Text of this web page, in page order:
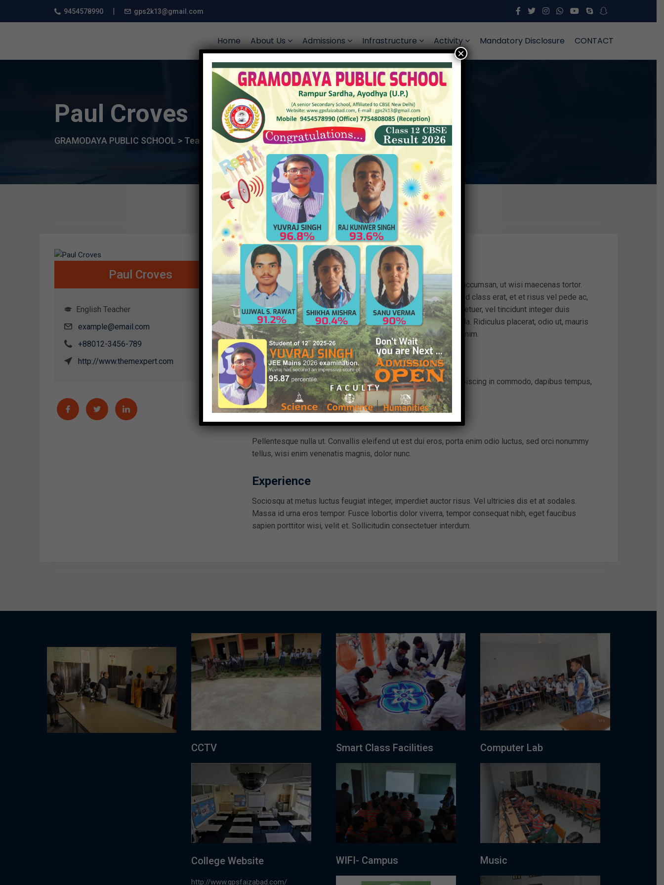
9454578990 | gps2k13@gmail.com
Home About Us Admissions Infrastructure Activity Mandatory Disclosure CONTACT
Paul Croves
GRAMODAYA PUBLIC SCHOOL > Teachers >Paul Croves
Paul Croves
English Teacher
example@email.com
+88012-3456-789
http://www.themexpert.com
About
Enim venenatis nisl wisi quis, in wisi. Sollicitudin eget mollis accumsan, ut wisi maecenas tortor.
Magna vehicula auctor lacus aliquam. Vehicula bibendum ut sed class erat, et et risus vel pede ac,
purus orci. Nulla integer sed sem. Ut erat dolor lectus consectetuer, vel tincidunt integer duis
euismod nunc, pede pede nec mauris in, vel sem fuga dis ligula. Ridiculus placerat, odio ut, mauris
per vitae vehicula lorem sed vestibulum, nec fusce cras orci enim.
Degree
At mi consectetuer. Mauris elementum a, ridiculus est leo adipiscing in commodo, dapibus tempus,
mattis suspendisse, aliquam aliquam proin.
Education
Pellentesque nulla ut. Convallis eleifend ut est dui eros, porta enim odio luctus, sed orci nonummy
tellus, wisi enim venenatis magnis, dolor nunc.
Experience
Sociosqu at metus luctus feugiat integer, imperdiet auctor risus. Vel ultricies dis et at sodales.
Massa id urna eros tempor. Fusce lobortis dolor viverra, tempor consequat nibh, eget faucibus
sapien porttitor wisi, velit et. Sollicitudin consectetuer interdum.
CCTV
College Website
http://www.gpsfaizabad.com/
Smart Class Facilities
WIFI- Campus
Computer Lab
Music
×